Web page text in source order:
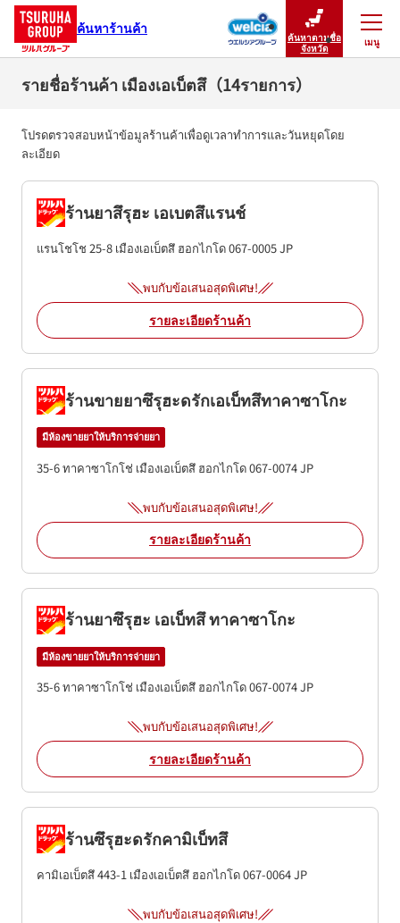
ค้นหาร้านค้า
ค้นหาตามชื่อ
จังหวัด
เมนู
ปิดเมนู
รายชื่อร้านค้า เมืองเอเบ็ตสึ（14รายการ）
โปรดตรวจสอบหน้าข้อมูลร้านค้าเพื่อดูเวลาทำการและวันหยุดโดย
ละเอียด
ร้านยาสึรุฮะ เอเบตสึแรนช์
แรนโชโช 25-8 เมืองเอเบ็ตสึ ฮอกไกโด067-0005JP
พบกับข้อเสนอสุดพิเศษ!
รายละเอียดร้านค้า
ร้านขายยาซึรุฮะดรักเอเบ็ทสึทาคาซาโกะ
มีห้องขายยาให้บริการจ่ายยา
35-6 ทาคาซาโกโช่ เมืองเอเบ็ตสึ ฮอกไกโด067-0074JP
พบกับข้อเสนอสุดพิเศษ!
รายละเอียดร้านค้า
ร้านยาซึรุฮะ เอเบ็ทสึ ทาคาซาโกะ
มีห้องขายยาให้บริการจ่ายยา
35-6 ทาคาซาโกโช่ เมืองเอเบ็ตสึ ฮอกไกโด067-0074JP
พบกับข้อเสนอสุดพิเศษ!
รายละเอียดร้านค้า
ร้านซึรุฮะดรักคามิเบ็ทสึ
คามิเอเบ็ตสึ 443-1 เมืองเอเบ็ตสึ ฮอกไกโด067-0064JP
พบกับข้อเสนอสุดพิเศษ!